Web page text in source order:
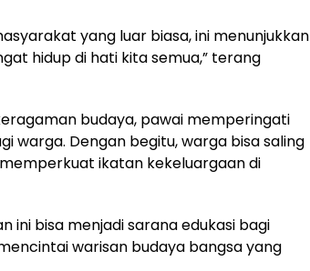
yang luar biasa, ini menunjukkan
hidup di hati kita semua,” terang
budaya, pawai memperingati
warga. Dengan begitu, warga bisa saling
ikatan kekeluargaan di
ini bisa menjadi sarana edukasi bagi
warisan budaya bangsa yang